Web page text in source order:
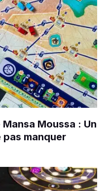
Moussa : Un
manquer